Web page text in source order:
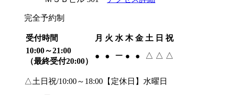
完全予約制
受付時間 月 火 水 木 金 土 日 祝
10:00～21:00
（最終受付20:00）
● ● ー ● ● △ △ △
△土日祝/10:00～18:00【定休日】水曜日